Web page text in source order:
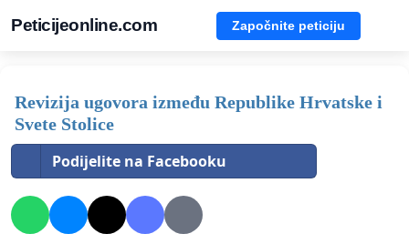
Peticijeonline.com Započnite peticiju
Revizija ugovora između Republike Hrvatske i
Svete Stolice
Podijelite na Facebooku